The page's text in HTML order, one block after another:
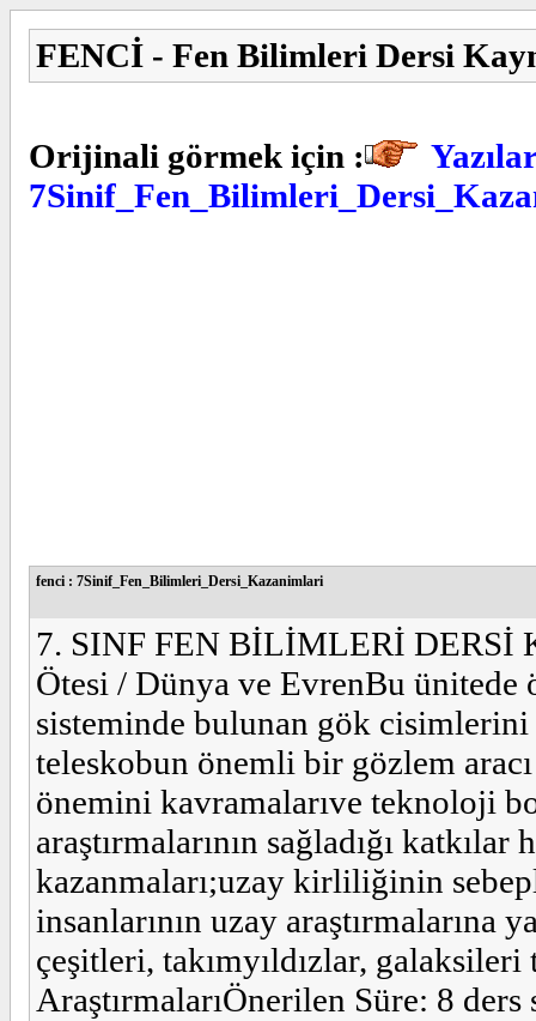
FENCİ - Fen Bilimleri Dersi
Orijinali görmek için :
fenci : 7Sinif_Fen_Bilimleri_Dersi_Kazanimlari
7. SINF FEN BİLİMLERİ DERSİ
Ötesi / Dünya ve EvrenBu ünitede
sisteminde bulunan gök
teleskobun önemli bir gözlem
önemini kavramalarıve teknoloji
araştırmalarının sağladığı
kazanmaları;uzay kirliliğinin
insanlarının uzay araştırmalarına
çeşitleri, takımyıldızlar,
AraştırmalarıÖnerilen Süre: 8